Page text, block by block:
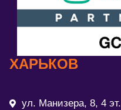
ХАРЬКОВ
ул. Манизера, 8, 4 эт.